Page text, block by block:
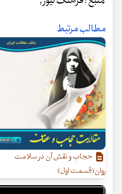
مطالب مرتبط
حجاب و نقش آن در سلامت
روان(قسمت اول)